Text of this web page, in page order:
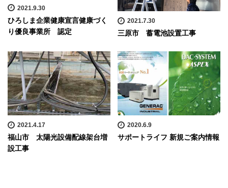
2021.9.30
ひろしま企業健康宣言健康づく
り優良事業所 認定
2021.7.30
三原市 蓄電池設置工事
2021.4.17
福山市 太陽光設備配線架台増
設工事
2020.6.9
サポートライフ 新規ご案内情報